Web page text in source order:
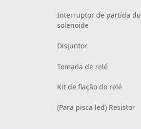
Interruptor de partida do
solenoide
Disjuntor
Tomada de relé
Kit de fiação do relé
(Para pisca led) Resistor